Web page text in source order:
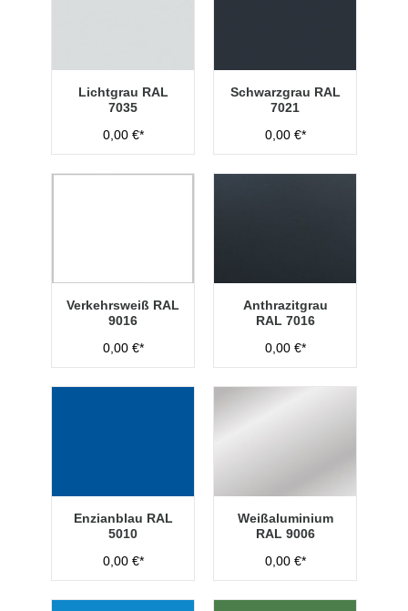
Lichtgrau RAL
7035
0,00 €*
Schwarzgrau RAL
7021
0,00 €*
Verkehrsweiß RAL
9016
0,00 €*
Anthrazitgrau
RAL 7016
0,00 €*
Enzianblau RAL
5010
0,00 €*
Weißaluminium
RAL 9006
0,00 €*